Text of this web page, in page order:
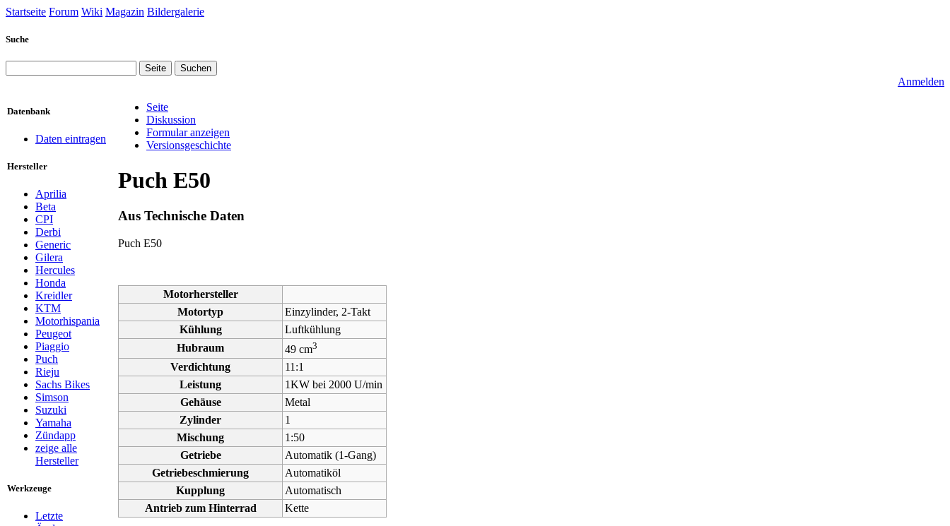
Startseite Forum Wiki Magazin Bildergalerie
Suche
Anmelden
Datenbank
Daten eintragen
Hersteller
Aprilia
Beta
CPI
Derbi
Generic
Gilera
Hercules
Honda
Kreidler
KTM
Motorhispania
Peugeot
Piaggio
Puch
Rieju
Sachs Bikes
Simson
Suzuki
Yamaha
Zündapp
zeige alle
Hersteller
Werkzeuge
Letzte
Seite
Diskussion
Formular anzeigen
Versionsgeschichte
Puch E50
Aus Technische Daten
Wechseln zu:
Puch E50
Motorhersteller
Motortyp
Einzylinder, 2-Takt
Kühlung
Luftkühlung
Hubraum
49 cm3
Verdichtung
11:1
Leistung
1KW bei 2000 U/min
Gehäuse
Metal
Zylinder
1
Mischung
1:50
Getriebe
Automatik (1-Gang)
Getriebeschmierung
Automatiköl
Kupplung
Automatisch
Antrieb zum Hinterrad
Kette